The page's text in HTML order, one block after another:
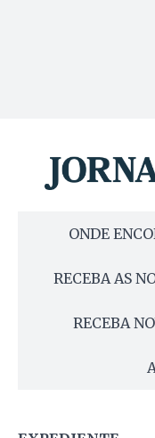
ONDE
RECEBA AS
RECEBA